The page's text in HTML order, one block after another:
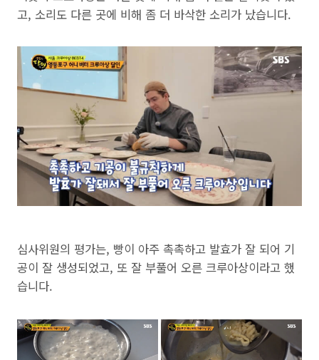
고, 소리도 다른 곳에 비해 좀 더 바삭한 소리가 났습니다.
심사위원의 평가는, 빵이 아주 촉촉하고 발효가 잘 되어 기
공이 잘 생성되었고, 또 잘 부풀어 오른 크루아상이라고 했
습니다.